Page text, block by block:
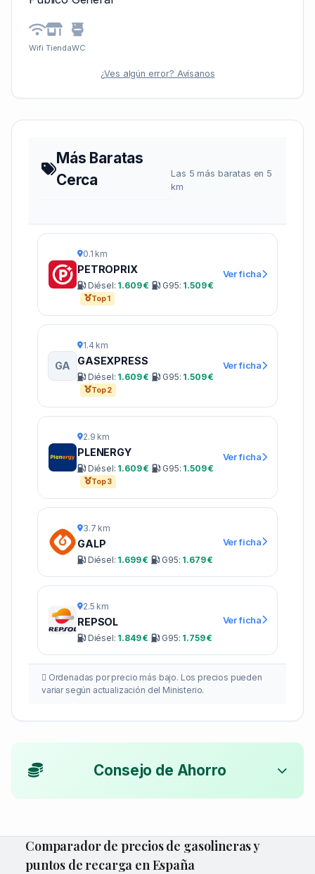
Wifi TiendaWC
¿Ves algún error? Avísanos
Más Baratas
Cerca
Las 5 más baratas en 5
km
0.1 km
PETROPRIX
Diésel: 1.609 € G95: 1.509 €
Top 1
Ver ficha
GA
1.4 km
GASEXPRESS
Diésel: 1.609 € G95: 1.509 €
Top 2
Ver ficha
2.9 km
PLENERGY
Diésel: 1.609 € G95: 1.509 €
Top 3
Ver ficha
3.7 km
GALP
Diésel: 1.699 € G95: 1.679 €
Ver ficha
2.5 km
REPSOL
Diésel: 1.849 € G95: 1.759 €
Ver ficha
Ordenadas por precio más bajo. Los precios pueden
variar según actualización del Ministerio.
Consejo de Ahorro
Comparador de precios de gasolineras y
puntos de recarga en España